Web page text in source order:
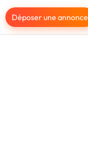
Déposer une annonce